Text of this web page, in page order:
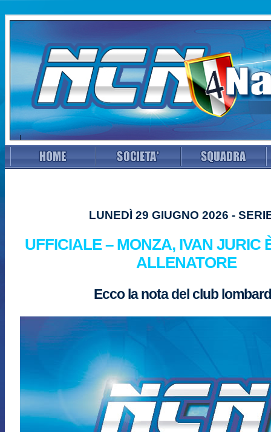
LUNEDÌ 29 GIUGNO 2026 -
UFFICIALE – MONZA, IVAN JURIC
ALLENATORE
Ecco la nota del club